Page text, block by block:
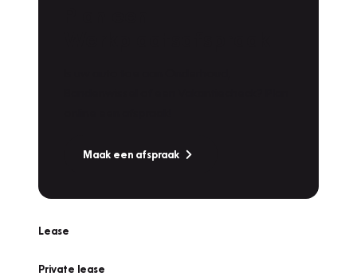
Maak een afspraak
Lease
Private lease